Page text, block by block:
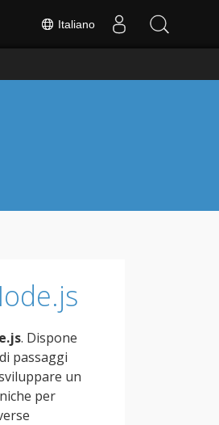
Italiano
. Dispone
passaggi
un
per